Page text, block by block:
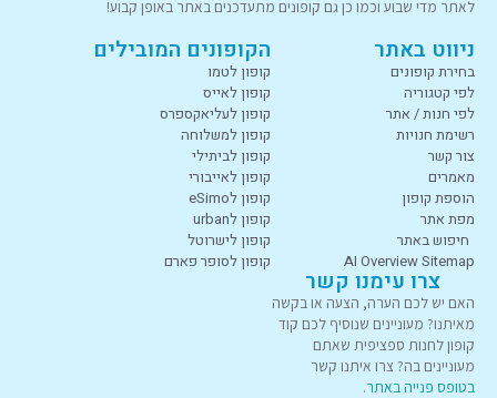
לאתר מדי שבוע וכמו כן גם קופונים מתעדכנים באתר באופן קבוע!
ניווט באתר
בחירת קופונים
לפי קטגוריה
לפי חנות / אתר
רשימת חנויות
צור קשר
מאמרים
הוספת קופון
מפת אתר
חיפוש באתר
AI Overview Sitemap
הקופונים המובילים
קופון לטמו
קופון לאייס
קופון לעליאקספרס
קופון למשלוחה
קופון לביתילי
קופון לאייבורי
קופון לeSimo
קופון לurban
קופון לישרוטל
קופון לסופר פארם
צרו עימנו קשר
האם יש לכם הערה, הצעה או בקשה
מאיתנו? מעוניינים שנוסיף לכם קוד
קופון לחנות ספציפית שאתם
מעוניינים בה? צרו איתנו קשר
בטופס פנייה באתר.